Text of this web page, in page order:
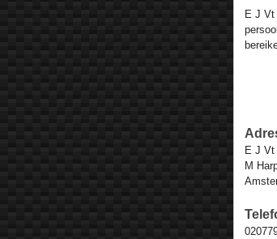
E J Vt
E J Vt
M